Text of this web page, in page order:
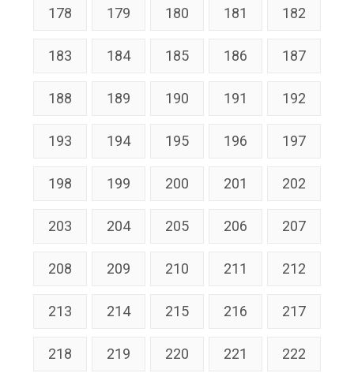
178 179 180 181 182
183 184 185 186 187
188 189 190 191 192
193 194 195 196 197
198 199 200 201 202
203 204 205 206 207
208 209 210 211 212
213 214 215 216 217
218 219 220 221 222